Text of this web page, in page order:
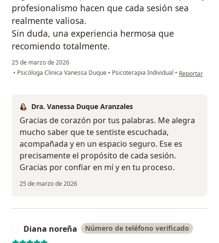
profesionalismo hacen que cada sesión sea
realmente valiosa.
Sin duda, una experiencia hermosa que
recomiendo totalmente.
25 de marzo de 2026
• Psicóloga Clinica Vanessa Duque • Psicoterapia Individual • en opinión
Reportar
Dra. Vanessa Duque Aranzales
Gracias de corazón por tus palabras. Me alegra
mucho saber que te sentiste escuchada,
acompañada y en un espacio seguro. Ese es
precisamente el propósito de cada sesión.
Gracias por confiar en mí y en tu proceso.
25 de marzo de 2026
Diana noreña Número de teléfono verificado